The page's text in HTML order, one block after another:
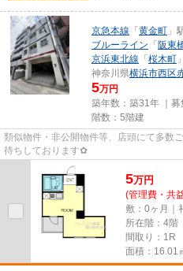
京急本線 「 黄金町 」
ブルーライン 「 阪東
京浜東北線 「 桜木町
神奈川県横浜市西区
5万円
築年数：築31年 ｜募
階数：5階建
類似物件・非公開物件等、店頭にて多数
待ちしております✿
5万円
(管理費・共
敷：0ヶ月｜
所在階：4階
間取り：1R
面積：16.01